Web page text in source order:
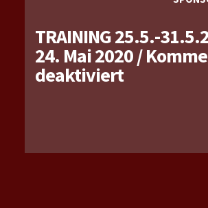
TRAINING 25.5.-
24. Mai 2020/
deaktiviertfür